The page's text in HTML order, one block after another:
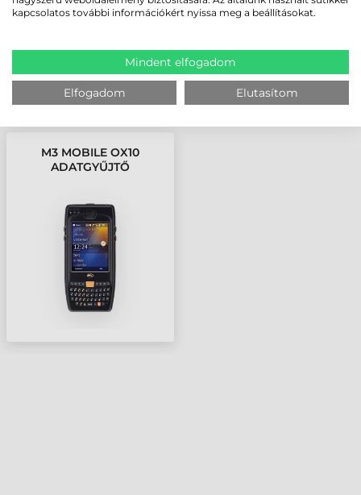
VÁSÁRLÓINK VÉLEMÉNYÉT
KÖVESSE BE YOUTUBE CSATORNÁNKAT!
LEGUTÓBB MEGTEKINTETT TERMÉKEK
M3 MOBILE OX10
ADATGYŰJTŐ
kapcsolatos további információkért nyissa meg a beállításokat.
Mindent elfogadom
Elfogadom Elutasítom